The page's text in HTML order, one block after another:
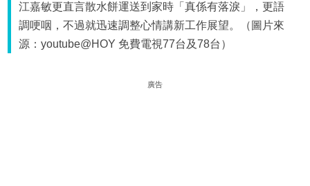
江嘉敏更直言散水餅運送到家時「真係有落淚」，更語
調哽咽，不過就迅速調整心情講新工作展望。（圖片來
源：youtube@HOY 免費電視77台及78台）
廣告